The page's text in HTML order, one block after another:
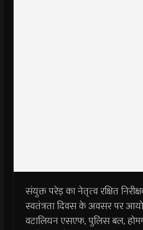
संयुक्त परेड़ का नेतृत्व रक्षित
स्वतंत्रता दिवस के अवसर पर
वटालियन एसएफ, पुलिस बल,